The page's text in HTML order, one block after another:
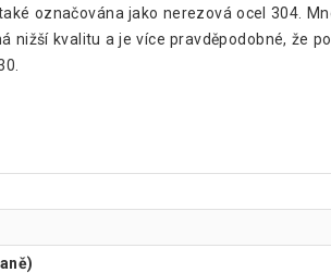
označována jako nerezová ocel 304.
nižší kvalitu a je více pravděpodobné, že